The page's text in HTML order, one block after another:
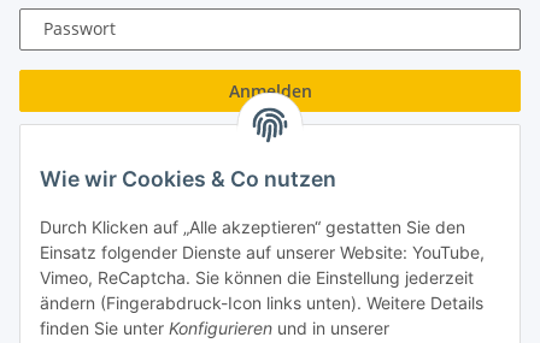
Passwort
Anmelden
Neu hier?Jetzt registrieren!
Turboloch GmbH
Almenweg 27
67256 Weisenheim am Sand
Wie wir Cookies & Co nutzen
Durch Klicken auf „Alle akzeptieren“ gestatten Sie den
Einsatz folgender Dienste auf unserer Website: YouTube,
Vimeo, ReCaptcha. Sie können die Einstellung jederzeit
ändern (Fingerabdruck-Icon links unten). Weitere Details
finden Sie unter Konfigurieren und in unserer